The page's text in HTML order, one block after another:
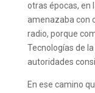
otras épocas, en
amenazaba con
radio, porque
Tecnologías de
autoridades
En ese camino